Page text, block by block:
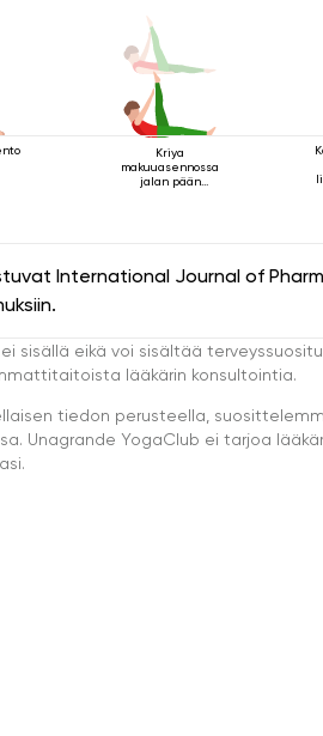
Kriya
makuuasennossa
jalan pään
International Journal of
sisällä eikä voi sisältää
lääkärin konsultointia.
tiedon perusteella,
Unagrande YogaClub ei tarjoa